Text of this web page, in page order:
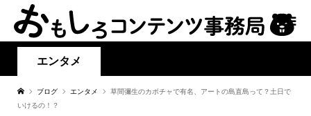
エンタメ
ブログ エンタメ
草間彌生のカボチャで有名、アートの島直島って？土日で
いけるの！？